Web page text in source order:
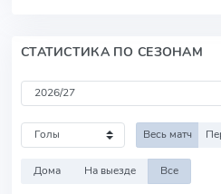
СТАТИСТИКА ПО СЕЗОНАМ
Весь матч
Дома На выезде Все